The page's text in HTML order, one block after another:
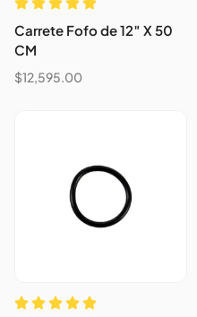
Carrete Fofo de 12″ X 50
CM
$12,595.00